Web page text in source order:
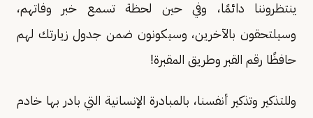
ينتظروننا دائمًا، وفي حين لحظة تسمع خبر وفاتهم،
وسيلتحقون بالآخرين، وسيكونون ضمن جدول زيارتك لهم
حافظًا رقم القبر وطريق المقبرة!
وللتذكير وتذكير أنفسنا، بالمبادرة الإنسانية التي بادر بها خادم